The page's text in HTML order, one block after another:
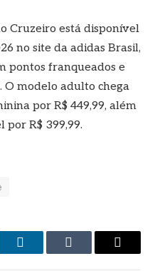
Cruzeiro está disponível
no site da adidas Brasil,
pontos franqueados e
O modelo adulto chega
por R$ 449,99, além
R$ 399,99.
LinkedInTumblr
E-